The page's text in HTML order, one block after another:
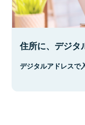
住所に、デジタ
デジタルアドレスで